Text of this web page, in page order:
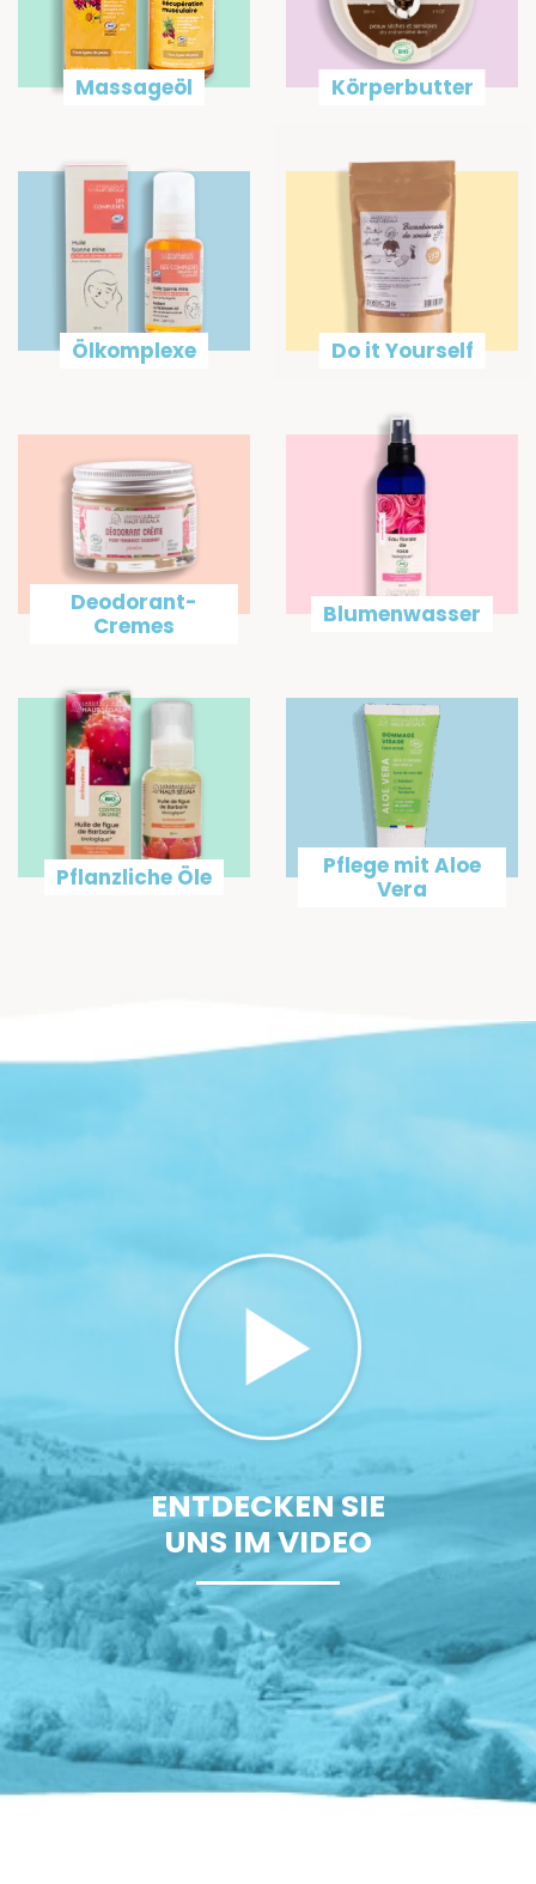
Massageöl Körperbutter
Ölkomplexe Do it Yourself
Deodorant-
Cremes
Blumenwasser
Pflanzliche Öle
Pflege mit Aloe
Vera
ENTDECKEN SIE
UNS IM VIDEO